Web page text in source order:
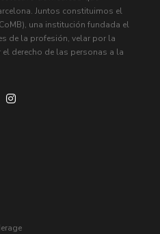
Juntos constituimos el
una institución fundada el
de la profesión, velar por la
derecho de las personas a la